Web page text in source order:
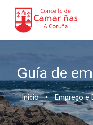
Guía de
Inicio • Emprego e